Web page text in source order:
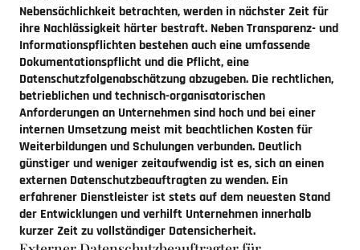
Nebensächlichkeit betrachten, werden in nächster Zeit für
ihre Nachlässigkeit härter bestraft. Neben Transparenz- und
Informationspflichten bestehen auch eine umfassende
Dokumentationspflicht und die Pflicht, eine
Datenschutzfolgenabschätzung abzugeben. Die rechtlichen,
betrieblichen und technisch-organisatorischen
Anforderungen an Unternehmen sind hoch und bei einer
internen Umsetzung meist mit beachtlichen Kosten für
Weiterbildungen und Schulungen verbunden. Deutlich
günstiger und weniger zeitaufwendig ist es, sich an einen
externen Datenschutzbeauftragten zu wenden. Ein
erfahrener Dienstleister ist stets auf dem neuesten Stand
der Entwicklungen und verhilft Unternehmen innerhalb
kurzer Zeit zu vollständiger Datensicherheit.